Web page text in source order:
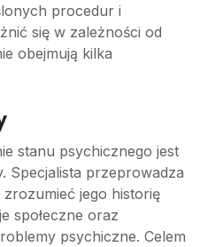
procedur i
się w zależności od
obejmują kilka
stanu psychicznego jest
Specjalista przeprowadza
jego historię
społeczne oraz
psychiczne. Celem